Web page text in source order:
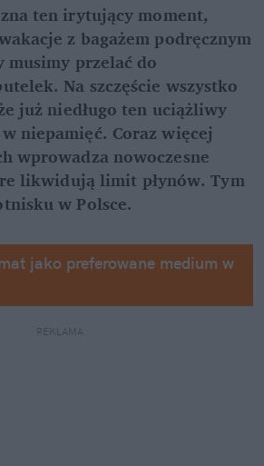
ten irytujący moment,
z bagażem podręcznym
musimy przelać do
Na szczęście wszystko
już niedługo ten uciążliwy
niepamięć. Coraz więcej
wprowadza nowoczesne
likwidują limit płynów. Tym
w Polsce.
jako preferowane medium w
REKLAMA